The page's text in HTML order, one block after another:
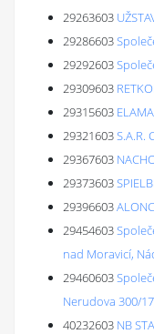
29263603
29286603
29292603
29309603
29315603
29321603S.A.R.
29367603
29373603
29396603
29454603
nad Moravicí,
29460603
Nerudova 300/
40232603 NB